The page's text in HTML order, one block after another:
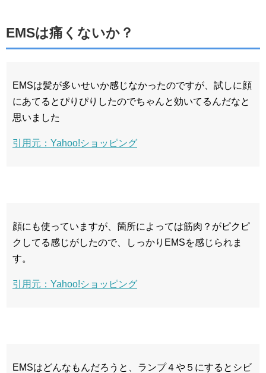
EMSは痛くないか？
EMSは髪が多いせいか感じなかったのですが、試しに顔
にあてるとぴりぴりしたのでちゃんと効いてるんだなと
思いました
引用元：Yahoo!ショッピング
顔にも使っていますが、箇所によっては筋肉？がピクピ
クしてる感じがしたので、しっかりEMSを感じられま
す。
引用元：Yahoo!ショッピング
EMSはどんなもんだろうと、ランプ４や５にするとシビ